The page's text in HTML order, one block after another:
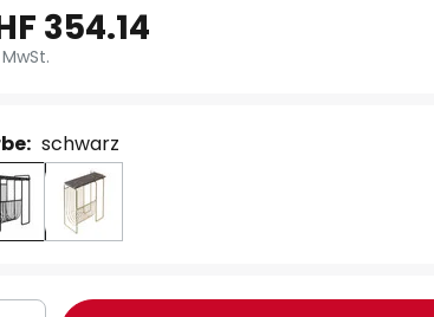
354.14
schwarz